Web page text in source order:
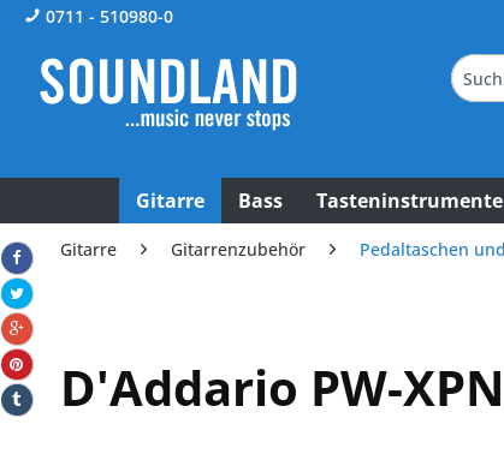
0711 - 510980-0
Gitarre Bass Tasteninstrumente
Gitarre Gitarrenzubehör Pedaltaschen
D'Addario PW-